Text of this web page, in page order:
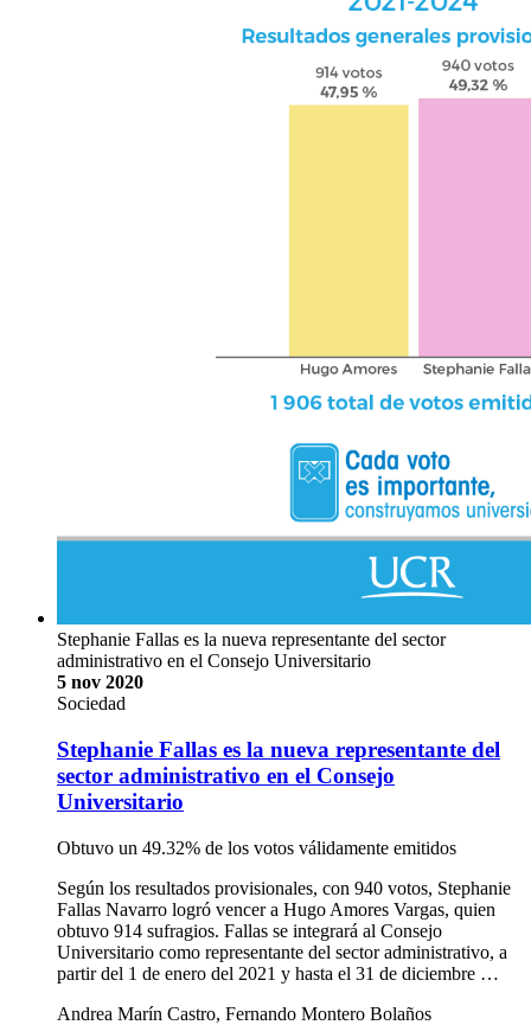
Stephanie Fallas es la nueva representante del sector
administrativo en el Consejo Universitario
5 nov 2020
Sociedad
Stephanie Fallas es la nueva representante del
sector administrativo en el Consejo
Universitario
Obtuvo un 49.32% de los votos válidamente emitidos
Según los resultados provisionales, con 940 votos, Stephanie
Fallas Navarro logró vencer a Hugo Amores Vargas, quien
obtuvo 914 sufragios. Fallas se integrará al Consejo
Universitario como representante del sector administrativo, a
partir del 1 de enero del 2021 y hasta el 31 de diciembre …
Andrea Marín Castro, Fernando Montero Bolaños